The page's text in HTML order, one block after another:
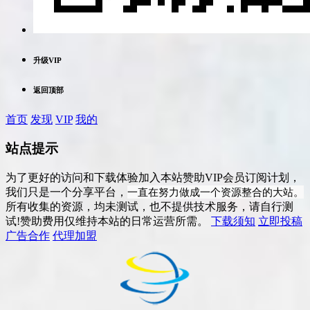
升级VIP
返回顶部
首页 发现 VIP 我的
站点提示
为了更好的访问和下载体验加入本站赞助VIP会员订阅计划，
我们只是一个分享平台， 一直在努力做成一个资源整合的大站。
所有收集的资源，均未测试，也不提供技术服务，请自行测
试!赞助费用仅维持本站的日常运营所需。 下载须知 立即投稿
广告合作 代理加盟